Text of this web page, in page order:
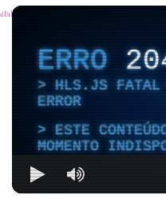
ERRO
HLS.JS FATAL
ERROR
ESTE
MOMENTO